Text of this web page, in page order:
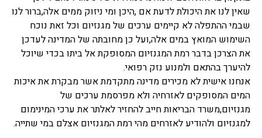
שאין לנו את היכולת לדעת אם ,היכן ומי ניזוק ממים אלה,ברור לנו
שבמי ההתפלה לא קיימים ערכים של מגנזיום וכל זאת נוכח
השימוש המואץ במים אלה,ועל כן מחובתה של המדינה לעדכן
את הצרכן בדבר רמת המגנזיום המסופקת אל ביתו בכדי שיוכל
להיערך בהתאם ולמנוע נזק רפואי.
אנחנו אישית לא מכירים מדינה מתקדמת אשר מבקרת את איכות
המים המסופקים לאזרחיה ולא מפרסמת ערכים של
מגנזיום,משרד הבריאות חייב להחזיר לאלתר את ערכי המינימום
למגנזיום ולהודיע לאזרחים מהי רמת המגנזיום אצלם במי שתייה.